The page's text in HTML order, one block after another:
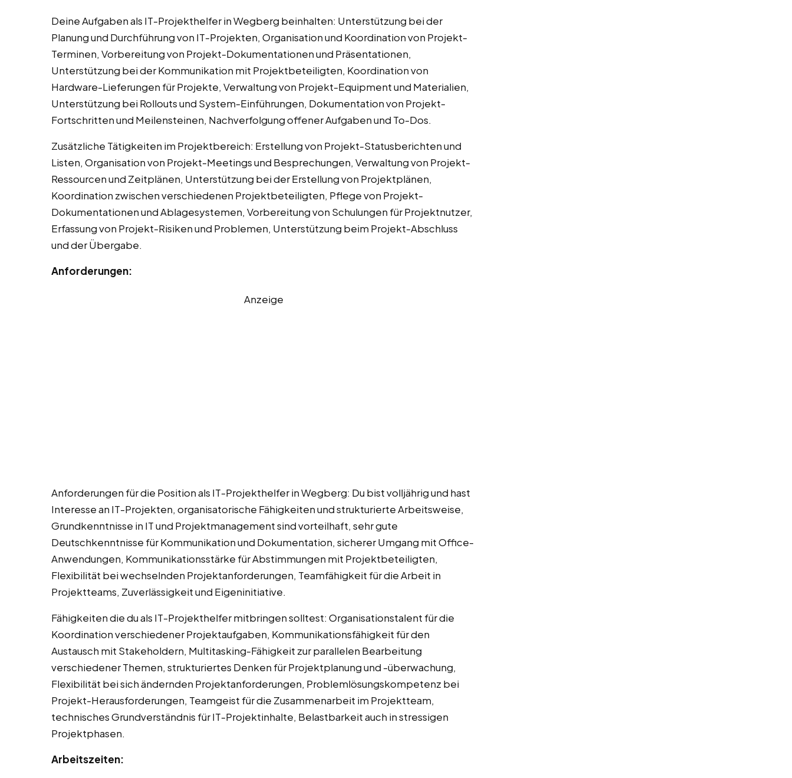
Deine Aufgaben als IT-Projekthelfer in Wegberg beinhalten: Unterstützung bei der
Planung und Durchführung von IT-Projekten, Organisation und Koordination von Projekt-
Terminen, Vorbereitung von Projekt-Dokumentationen und Präsentationen,
Unterstützung bei der Kommunikation mit Projektbeteiligten, Koordination von
Hardware-Lieferungen für Projekte, Verwaltung von Projekt-Equipment und Materialien,
Unterstützung bei Rollouts und System-Einführungen, Dokumentation von Projekt-
Fortschritten und Meilensteinen, Nachverfolgung offener Aufgaben und To-Dos.
Zusätzliche Tätigkeiten im Projektbereich: Erstellung von Projekt-Statusberichten und
Listen, Organisation von Projekt-Meetings und Besprechungen, Verwaltung von Projekt-
Ressourcen und Zeitplänen, Unterstützung bei der Erstellung von Projektplänen,
Koordination zwischen verschiedenen Projektbeteiligten, Pflege von Projekt-
Dokumentationen und Ablagesystemen, Vorbereitung von Schulungen für Projektnutzer,
Erfassung von Projekt-Risiken und Problemen, Unterstützung beim Projekt-Abschluss
und der Übergabe.
Anforderungen:
Anzeige
Anforderungen für die Position als IT-Projekthelfer in Wegberg: Du bist volljährig und hast
Interesse an IT-Projekten, organisatorische Fähigkeiten und strukturierte Arbeitsweise,
Grundkenntnisse in IT und Projektmanagement sind vorteilhaft, sehr gute
Deutschkenntnisse für Kommunikation und Dokumentation, sicherer Umgang mit Office-
Anwendungen, Kommunikationsstärke für Abstimmungen mit Projektbeteiligten,
Flexibilität bei wechselnden Projektanforderungen, Teamfähigkeit für die Arbeit in
Projektteams, Zuverlässigkeit und Eigeninitiative.
Fähigkeiten die du als IT-Projekthelfer mitbringen solltest: Organisationstalent für die
Koordination verschiedener Projektaufgaben, Kommunikationsfähigkeit für den
Austausch mit Stakeholdern, Multitasking-Fähigkeit zur parallelen Bearbeitung
verschiedener Themen, strukturiertes Denken für Projektplanung und -überwachung,
Flexibilität bei sich ändernden Projektanforderungen, Problemlösungskompetenz bei
Projekt-Herausforderungen, Teamgeist für die Zusammenarbeit im Projektteam,
technisches Grundverständnis für IT-Projektinhalte, Belastbarkeit auch in stressigen
Projektphasen.
Arbeitszeiten: